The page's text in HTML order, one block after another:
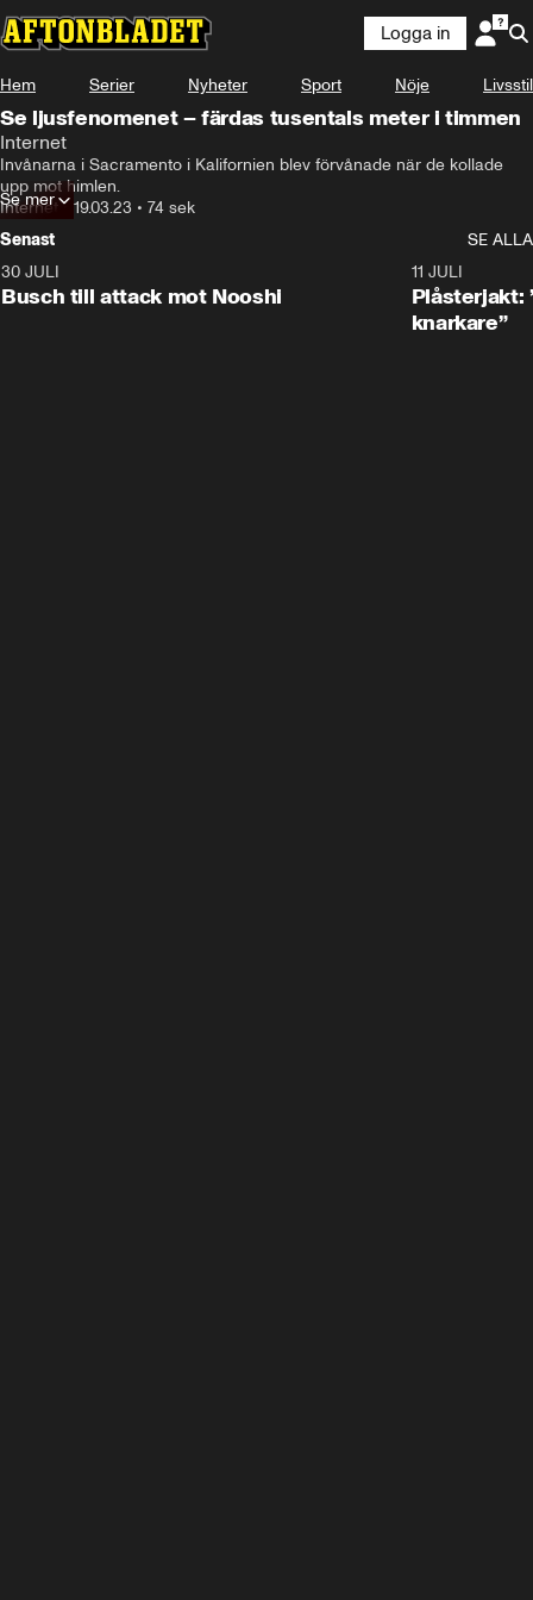
Logga in
Hem Serier Nyheter Sport Nöje Livsstil
Se ljusfenomenet – färdas tusentals meter i timmen
Internet
Invånarna i Sacramento i Kalifornien blev förvånade när de kollade
upp mot himlen.
Internet• 19.03.23 • 74 sek
Se mer
Senast
SE ALLA
30 JULI
Busch till attack mot Nooshi
11 JULI
Plåsterjakt:
knarkare”